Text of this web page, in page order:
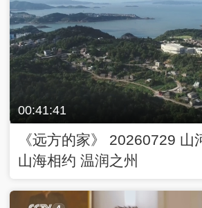
00:41:41
《远方的家》 20260729 山
山海相约 温润之州